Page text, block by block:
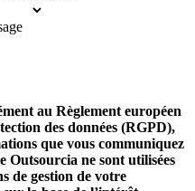
au Règlement européen
des données (RGPD),
que vous communiquez
Outsourcia ne sont utilisées
de gestion de votre